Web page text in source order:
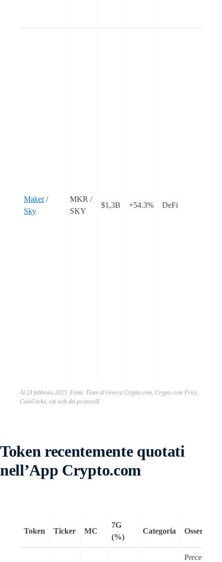
Maker/
Sky
MKR /
SKY
$1,3B +54.3% DeFi
Al 23 febbraio 2025. Fonti: Team di ricerca Crypto.com, Crypto.com Price,
CoinGecko, siti web dei protocolli
Token recentemente quotati
nell’App Crypto.com
Token Ticker MC
7G
(%)
Categoria